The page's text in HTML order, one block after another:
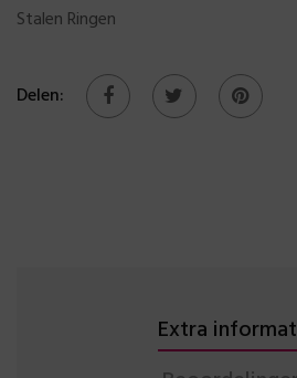
Stalen Ringen
Delen:
Extra